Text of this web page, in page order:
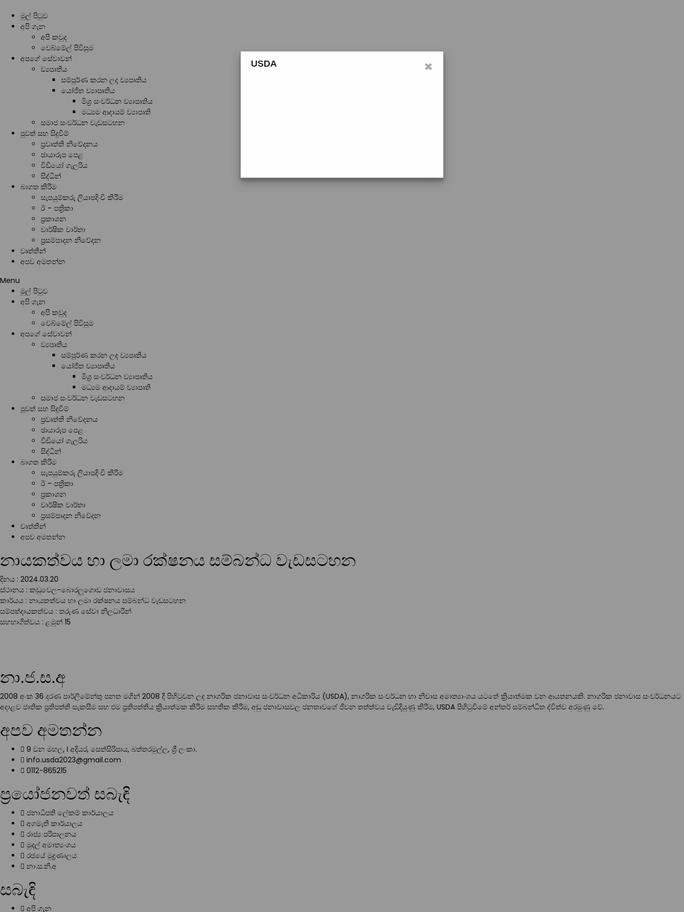
මුල් පිටුව
අපි ගැන
අපි කවුද
වෙබ්මේල් පිවිසුම
අපගේ සේවාවන්
ව්‍යපෘතිය
සම්පූර්ණ කරන ලද ව්‍යපෘතිය
යෝජිත ව්‍යාපෘතිය
මිශ්‍ර සංවර්ධන ව්‍යාපෘතිය
මධ්‍යම ආදායම් ව්‍යාපෘති
සමාජ සංවර්ධන වැඩසටහන
පුවත් සහ සිදුවීම්
ප්‍රවෘත්ති නිවේදනය
ඡායාරූප පෙළ
වීඩියෝ ගැලරිය
සිද්ධීන්
බාගත කිරීම
සැපයුම්කරු ලියාපදිංචි කිරීම
ඊ – පත්‍රිකා
ප්‍රකාශන
වාර්ෂික වාර්තා
ප්‍රසම්පාදන නිවේදන
වෘත්තීන්
අපව අමතන්න
Menu
මුල් පිටුව
අපි ගැන
අපි කවුද
වෙබ්මේල් පිවිසුම
අපගේ සේවාවන්
ව්‍යපෘතිය
සම්පූර්ණ කරන ලද ව්‍යපෘතිය
යෝජිත ව්‍යාපෘතිය
මිශ්‍ර සංවර්ධන ව්‍යාපෘතිය
මධ්‍යම ආදායම් ව්‍යාපෘති
සමාජ සංවර්ධන වැඩසටහන
පුවත් සහ සිදුවීම්
ප්‍රවෘත්ති නිවේදනය
ඡායාරූප පෙළ
වීඩියෝ ගැලරිය
සිද්ධීන්
බාගත කිරීම
සැපයුම්කරු ලියාපදිංචි කිරීම
ඊ – පත්‍රිකා
ප්‍රකාශන
වාර්ෂික වාර්තා
ප්‍රසම්පාදන නිවේදන
වෘත්තීන්
අපව අමතන්න
නායකත්වය හා ලමා රක්ෂනය සම්බන්ධ වැඩසටහන
දිනය : 2024.03.20
ස්ථානය : කඩුවෙල-බොරලුගොඩ ජනාවාසය
කාර්යය : නායකත්වය හා ලමා රක්ෂනය සම්බන්ධ වැඩසටහන
සම්පත්දායකත්වය : තරුණ සේවා නිලධාරීන්
සහභාගිත්වය : ළමුන් 15
නා.ජ.ස.අ
2008 අංක 36 දරණ පාර්ලිමේන්තු පනත මගින් 2008 දී පිහිටුවන ලද නාගරික ජනාවාස සංවර්ධන අධිකාරිය (USDA), නාගරික සංවර්ධන හා නිවාස අමාත්‍යාංශය යටතේ ක්‍රියාත්මක වන ආයතනයකි. නාගරික ජනාවාස සංවර්ධනයට
අදාළව ජාතික ප්‍රතිපත්ති සැකසීම සහ එම ප්‍රතිපත්තිය ක්‍රියාත්මක කිරීම සහතික කිරීම, අඩු ජනාවාසවල ජනතාවගේ ජීවන තත්ත්වය වැඩිදියුණු කිරීම, USDA පිහිටුවීමේ අන්තර් සම්බන්ධිත ද්විත්ව අරමුණු වේ.
අපව අමතන්න
9 වන මහල, I අදියර, සෙත්සිරිපාය, බත්තරමුල්ල, ශ්‍රී ලංකා.
info.usda2023@gmail.com
0112-865215
ප්‍රයෝජනවත් සබැඳි
ජනාධිපති ලේකම් කාර්යාලය
අගමැති කාර්යාලය
රාජ්‍ය පරිපාලනය
මුදල් අමාත්‍යංශය
රජයේ මුද්‍රණාලය
නා.ස.නි.අ
සබැඳි
අපි ගැන
×
USDA